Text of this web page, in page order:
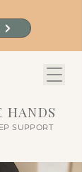
HANDS
SUPPORT